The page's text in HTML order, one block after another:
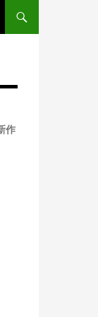
作